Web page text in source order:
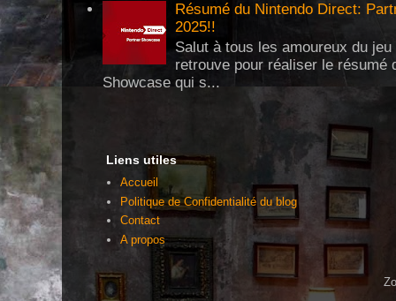
Résumé du Nintendo Direct:
2025!!
Salut à tous les amoureux du
retrouve pour réaliser le résumé
Showcase qui s...
Liens utiles
Accueil
Politique de Confidentialité du blog
Contact
A propos